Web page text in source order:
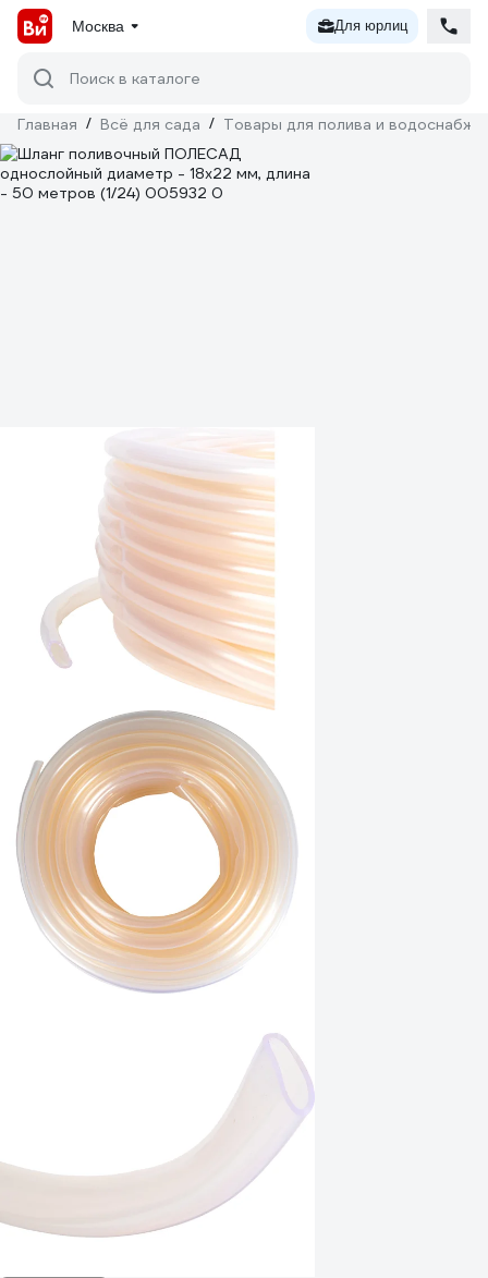
Москва Для юрлиц
Поиск в каталоге
Главная / Всё для сада / Товары для полива и